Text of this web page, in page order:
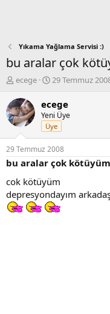
Yıkama Yağlama Servisi :)
bu aralar çok
K
n
b
u
y
u
b
a
ş
l
a
t
ecege
B
ş
l
a
n
g
ı
ç
a
r
i
29 Temmuz
ecege
Yeni Üye
Üye
29 Temmuz 2008
bu aralar çok
cok kötüyüm
depresyondayım